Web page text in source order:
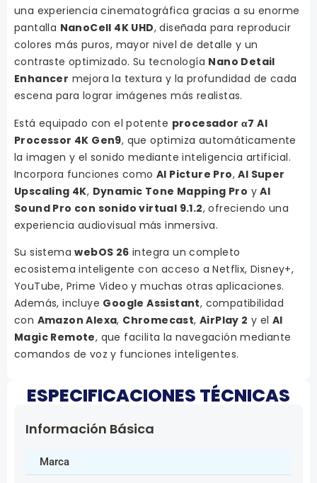
una experiencia cinematográfica gracias a su enorme
pantalla NanoCell 4K UHD, diseñada para reproducir
colores más puros, mayor nivel de detalle y un
contraste optimizado. Su tecnología Nano Detail
Enhancer mejora la textura y la profundidad de cada
escena para lograr imágenes más realistas.
Está equipado con el potente procesador α7 AI
Processor 4K Gen9, que optimiza automáticamente
la imagen y el sonido mediante inteligencia artificial.
Incorpora funciones como AI Picture Pro,AI Super
Upscaling 4K, Dynamic Tone Mapping Pro yAI
Sound Pro con sonido virtual 9.1.2, ofreciendo una
experiencia audiovisual más inmersiva.
Su sistemawebOS 26 integra un completo
ecosistema inteligente con acceso a Netflix, Disney+,
YouTube, Prime Video y muchas otras aplicaciones.
Además, incluye Google Assistant, compatibilidad
con Amazon Alexa, Chromecast,AirPlay 2 y elAI
Magic Remote, que facilita la navegación mediante
comandos de voz y funciones inteligentes.
ESPECIFICACIONES TÉCNICAS
Información Básica
Marca